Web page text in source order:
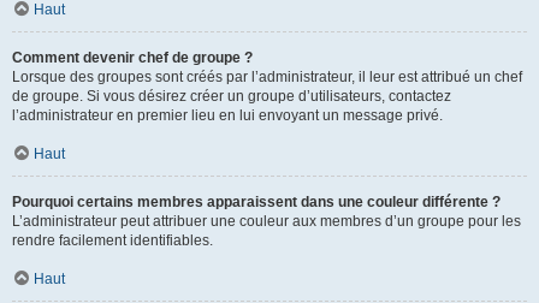
Haut
Comment devenir chef de groupe ?
Lorsque des groupes sont créés par l’administrateur, il leur est attribué un chef
de groupe. Si vous désirez créer un groupe d’utilisateurs, contactez
l’administrateur en premier lieu en lui envoyant un message privé.
Haut
Pourquoi certains membres apparaissent dans une couleur différente ?
L’administrateur peut attribuer une couleur aux membres d’un groupe pour les
rendre facilement identifiables.
Haut